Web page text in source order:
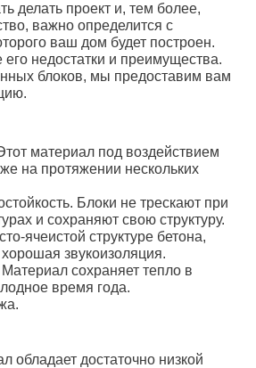
делать проект и, тем более,
важно определится с
ваш дом будет построен.
его недостатки и преимущества.
блоков, мы предоставим вам
материал под воздействием
на протяжении нескольких
Блоки не трескают при
и сохраняют свою структуру.
ячеистой структуре бетона,
звукоизоляция.
сохраняет тепло в
время года.
обладает достаточно низкой